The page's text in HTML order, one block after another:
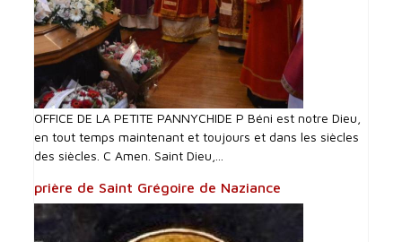
OFFICE DE LA PETITE PANNYCHIDE P Béni est notre Dieu,
en tout temps maintenant et toujours et dans les siècles
des siècles. C Amen. Saint Dieu,...
prière de Saint Grégoire de Naziance